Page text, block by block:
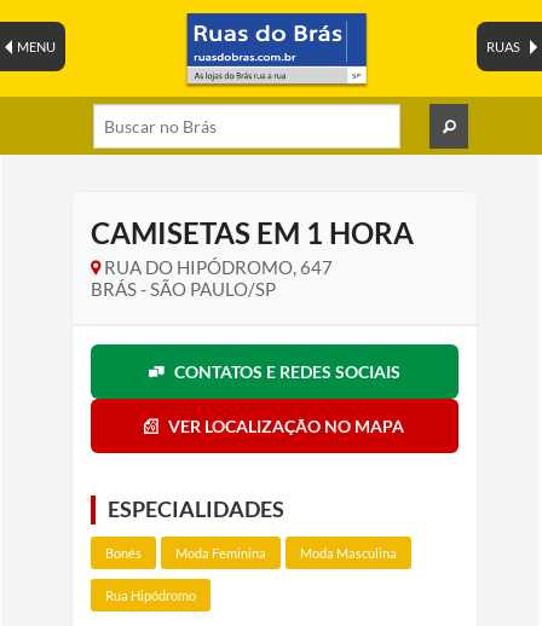
RUAS
MENU
CAMISETAS EM 1 HORA
RUA DO HIPÓDROMO, 647
BRÁS - SÃO PAULO/SP
CONTATOS E REDES SOCIAIS
VER LOCALIZAÇÃO NO MAPA
ESPECIALIDADES
Bonés Moda Feminina Moda Masculina
Rua Hipódromo